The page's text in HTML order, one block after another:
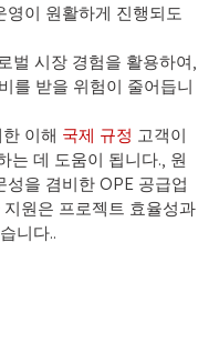
영이 원활하게 진행되도
벌 시장 경험을 활용하여,
를 받을 위험이 줄어듭니
이해 국제 규정 고객이
는 데 도움이 됩니다., 원
을 겸비한 OPE 공급업
원은 프로젝트 효율성과
니다..